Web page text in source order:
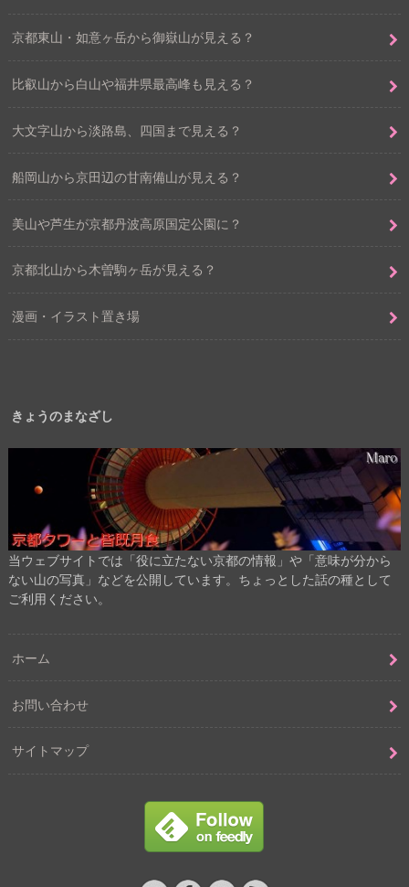
京都東山・如意ヶ岳から御嶽山が見える？
比叡山から白山や福井県最高峰も見える？
大文字山から淡路島、四国まで見える？
船岡山から京田辺の甘南備山が見える？
美山や芦生が京都丹波高原国定公園に？
京都北山から木曽駒ヶ岳が見える？
漫画・イラスト置き場
きょうのまなざし
当ウェブサイトでは「役に立たない京都の情報」や「意味が分から
ない山の写真」などを公開しています。ちょっとした話の種として
ご利用ください。
ホーム
お問い合わせ
サイトマップ